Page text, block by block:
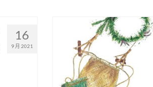
16
9 月 2021